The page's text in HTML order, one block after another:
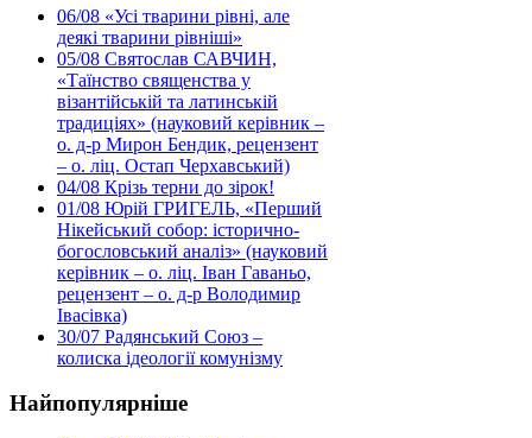
06/08 «Усі тварини рівні, але
деякі тварини рівніші»
05/08 Святослав САВЧИН,
«Таїнство священства у
візантійській та латинській
традиціях» (науковий керівник –
о. д-р Мирон Бендик, рецензент
– о. ліц. Остап Черхавський)
04/08 Крізь терни до зірок!
01/08 Юрій ГРИГЕЛЬ, «Перший
Нікейський собор: історично-
богословський аналіз» (науковий
керівник – о. ліц. Іван Гаваньо,
рецензент – о. д-р Володимир
Івасівка)
30/07 Радянський Союз –
колиска ідеології комунізму
Найпопулярніше